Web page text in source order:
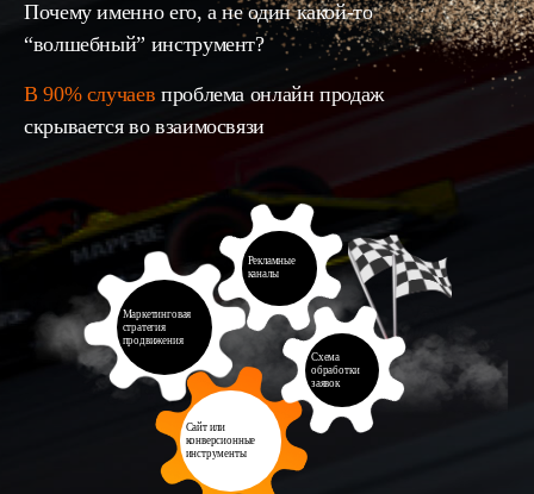
Почему именно его, а не один какой-то
“волшебный” инструмент?
В 90% случаев проблема онлайн продаж
скрывается во взаимосвязи
Маркетинговая
стратегия
продвижения
Сайт или
конверсионные
инструменты
Рекламные
каналы
Схема
обработки
заявок